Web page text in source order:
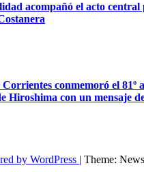
acompañó el acto central
Corrientes conmemoró el 81º
Hiroshima con un mensaje
by WordPress | Theme: